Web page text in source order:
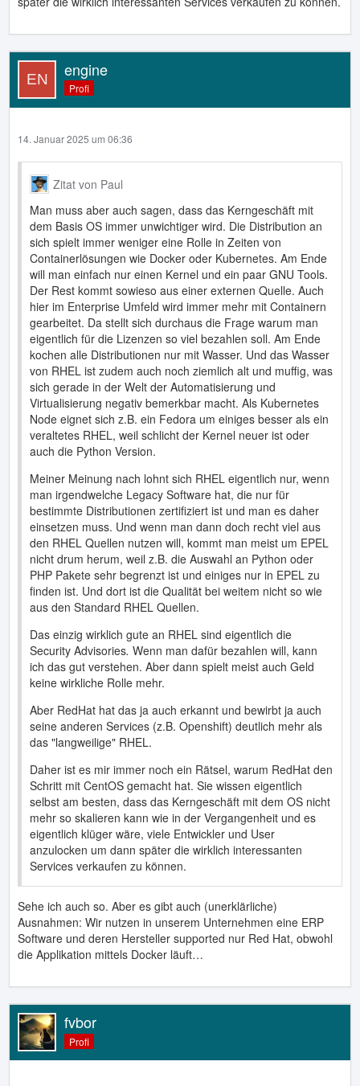
engine
Profi
14. Januar 2025 um 06:36
Zitat von Paul
Man muss aber auch sagen, dass das Kerngeschäft mit
dem Basis OS immer unwichtiger wird. Die Distribution an
sich spielt immer weniger eine Rolle in Zeiten von
Containerlösungen wie Docker oder Kubernetes. Am Ende
will man einfach nur einen Kernel und ein paar GNU Tools.
Der Rest kommt sowieso aus einer externen Quelle. Auch
hier im Enterprise Umfeld wird immer mehr mit Containern
gearbeitet. Da stellt sich durchaus die Frage warum man
eigentlich für die Lizenzen so viel bezahlen soll. Am Ende
kochen alle Distributionen nur mit Wasser. Und das Wasser
von RHEL ist zudem auch noch ziemlich alt und muffig, was
sich gerade in der Welt der Automatisierung und
Virtualisierung negativ bemerkbar macht. Als Kubernetes
Node eignet sich z.B. ein Fedora um einiges besser als ein
veraltetes RHEL, weil schlicht der Kernel neuer ist oder
auch die Python Version.
Meiner Meinung nach lohnt sich RHEL eigentlich nur, wenn
man irgendwelche Legacy Software hat, die nur für
bestimmte Distributionen zertifiziert ist und man es daher
einsetzen muss. Und wenn man dann doch recht viel aus
den RHEL Quellen nutzen will, kommt man meist um EPEL
nicht drum herum, weil z.B. die Auswahl an Python oder
PHP Pakete sehr begrenzt ist und einiges nur in EPEL zu
finden ist. Und dort ist die Qualität bei weitem nicht so wie
aus den Standard RHEL Quellen.
Das einzig wirklich gute an RHEL sind eigentlich die
Security Advisories. Wenn man dafür bezahlen will, kann
ich das gut verstehen. Aber dann spielt meist auch Geld
keine wirkliche Rolle mehr.
Aber RedHat hat das ja auch erkannt und bewirbt ja auch
seine anderen Services (z.B. Openshift) deutlich mehr als
das "langweilige" RHEL.
Daher ist es mir immer noch ein Rätsel, warum RedHat den
Schritt mit CentOS gemacht hat. Sie wissen eigentlich
selbst am besten, dass das Kerngeschäft mit dem OS nicht
mehr so skalieren kann wie in der Vergangenheit und es
eigentlich klüger wäre, viele Entwickler und User
anzulocken um dann später die wirklich interessanten
Services verkaufen zu können.
Sehe ich auch so. Aber es gibt auch (unerklärliche)
Ausnahmen: Wir nutzen in unserem Unternehmen eine ERP
Software und deren Hersteller supported nur Red Hat, obwohl
die Applikation mittels Docker läuft…
fvbor
Profi